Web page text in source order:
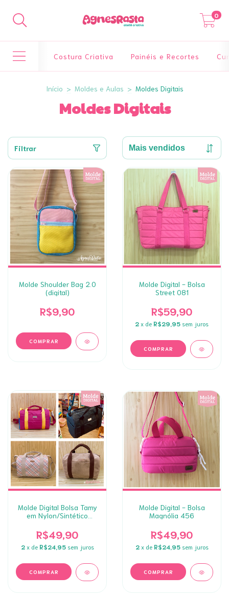
0
Costura Criativa Painéis e Recortes
Início > Moldes e Aulas > Moldes Digitais
Moldes Digitais
Filtrar
Molde Shoulder Bag 2.0
(digital)
R$9,90
Molde Digital - Bolsa
Street 081
R$59,90
2 x de R$29,95 sem juros
Molde Digital Bolsa Tamy
em Nylon/Sintético
R$49,90
2 x de R$24,95 sem juros
Molde Digital - Bolsa
Magnólia 456
R$49,90
2 x de R$24,95 sem juros